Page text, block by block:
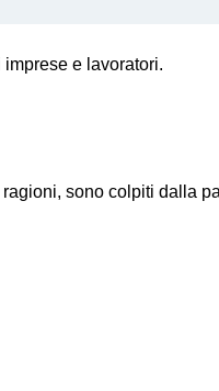
e lavoratori.
sono colpiti dalla